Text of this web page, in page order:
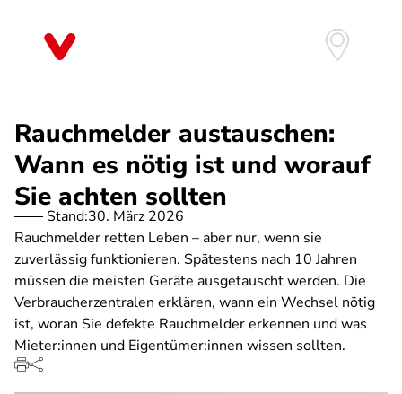
Rauchmelder austauschen:
Wann es nötig ist und worauf
Sie achten sollten
Stand:30. März 2026
Rauchmelder retten Leben – aber nur, wenn sie
zuverlässig funktionieren. Spätestens nach 10 Jahren
müssen die meisten Geräte ausgetauscht werden. Die
Verbraucherzentralen erklären, wann ein Wechsel nötig
ist, woran Sie defekte Rauchmelder erkennen und was
Mieter:innen und Eigentümer:innen wissen sollten.